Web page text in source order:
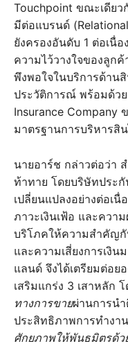
Touchpoint ขณะเดีย
มีต่อแบรนด์
ยังครองอันดับ 1 ต่อเนื่
ความไว้วางใจของลูก
พึงพอใจในบริการด้าน
ประวัติการณ์ พร้อมด้วย
Insurance Company
มาตรฐานการบริหาร
นายอาร์ช กล่าวต่อว่า
ท้าทาย โดยบริษัทประ
เปลี่ยนแปลงอย่างต่อเ
ภาวะเงินเฟ้อ และควา
บริโภคให้ความสำคัญกั
และความเสี่ยงการเงิน
แลนด์ จึงได้เตรียมต่อย
เสริมแกร่ง 3 เสาหลัก
ทางการขายผ่านการน
ประสิทธิภาพการทำงา
ศักยภาพให้พันธมิตรด้ว